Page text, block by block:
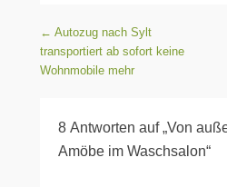
Beitragsnavigation
← Autozug nach Sylt
transportiert ab sofort keine
Wohnmobile mehr
8 Antworten auf „Von
Amöbe im Waschsalon“